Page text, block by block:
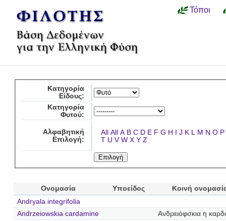
Τόποι
Κατηγορία
Είδους:
Κατηγορία
Φυτού:
Αλφαβητική
Επιλογή:
All All A B C D E F G H I J K L M N O P
T U V W X Y Z
Ονομασία Υποείδος
Κοινή
Andryala integrifolia
Andrzeiowskia cardamine
Ανδρειόφσκια η